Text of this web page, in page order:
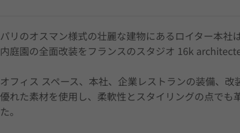
パリのオスマン様式の壮麗な建物にあるロイター本
内庭園の全面改装をフランスのスタジオ 16k
オフィス スペース、本社、企業レストランの装備、
優れた素材を使用し、柔軟性とスタイリングの点で
た。